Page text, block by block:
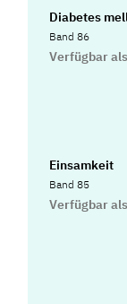
Diabetes
Band 86
Verfügbar
Einsamkeit
Band 85
Verfügbar